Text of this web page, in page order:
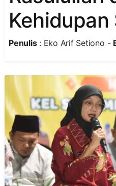
Penulis: Eko Arif Setiono -